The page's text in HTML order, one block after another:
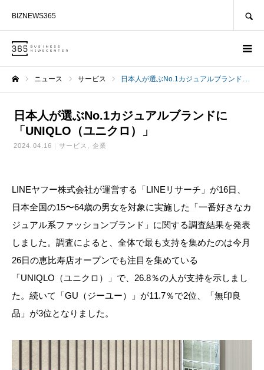
BIZNEWS365
ニュース サービス 日本人が選ぶNo.1カジュアルブランドに「UNIQLO（ユニクロ）」
日本人が選ぶNo.1カジュアルブランドに
「UNIQLO（ユニクロ）」
2024.04.16 サービス 企業
LINEヤフー株式会社が運営する「LINEリサーチ」が16日、
日本全国の15〜64歳の男女を対象に実施した「一番好きなカ
ジュアル系ファッションブランド」に関する調査結果を発表
しました。調査によると、全体で最も支持を集めたのは今月
26日の恵比寿店オープンでも注目を集めている
「UNIQLO（ユニクロ）」で、26.8％の人が支持を示しまし
た。続いて「GU（ジーユー）」が11.7％で2位、「無印良
品」が3位となりました。